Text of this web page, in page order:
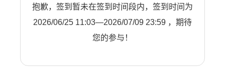
抱歉，签到暂未在签到时间段内，签到时间为
2026/06/25 11:03—2026/07/09 23:59 ，期待
您的参与！